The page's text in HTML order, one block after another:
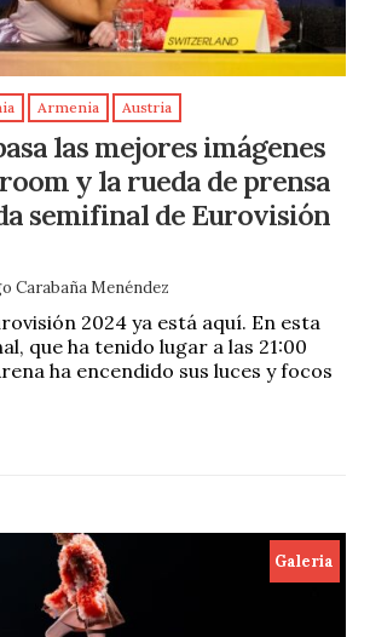
Armenia Austria
las mejores imágenes
y la rueda de prensa
semifinal de Eurovisión
Carabaña Menéndez
2024 ya está aquí. En esta
que ha tenido lugar a las 21:00
ha encendido sus luces y focos
Galeria